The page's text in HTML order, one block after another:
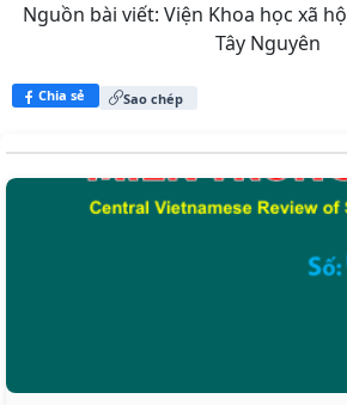
Nguồn bài viết: Viện Khoa học xã
Tây Nguyên
Chia sẻ Sao chép